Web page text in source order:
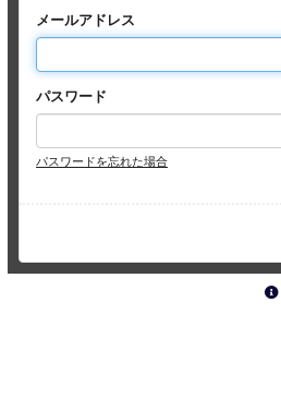
メールアドレス
パスワード
パスワードを忘れた場合